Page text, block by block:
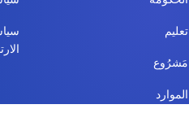
تعليم
مَشرُوع
الموارد